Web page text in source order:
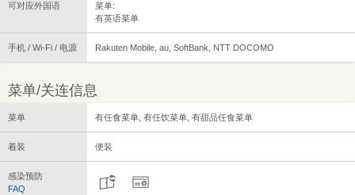
可对应外国语
菜单:
有英语菜单
手机 / Wi-Fi / 电源 Rakuten Mobile, au, SoftBank, NTT DOCOMO
菜单/关连信息
菜单 有任食菜单, 有任饮菜单, 有甜品任食菜单
着装 便装
感染预防
FAQ